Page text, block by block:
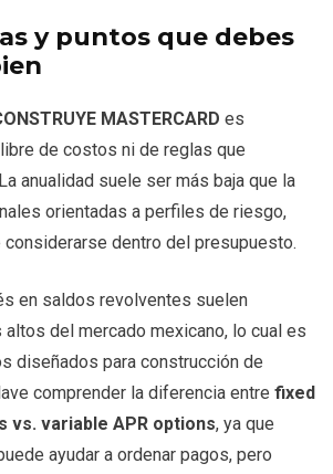
y puntos que debes
MASTERCARD es
de costos ni de reglas que
anualidad suele ser más baja que la
orientadas a perfiles de riesgo,
dentro del presupuesto.
en saldos revolventes suelen
altos del mercado mexicano, lo cual es
diseñados para construcción de
comprender la diferencia entre fixed
vs. variable APR options, ya que
ayudar a ordenar pagos, pero